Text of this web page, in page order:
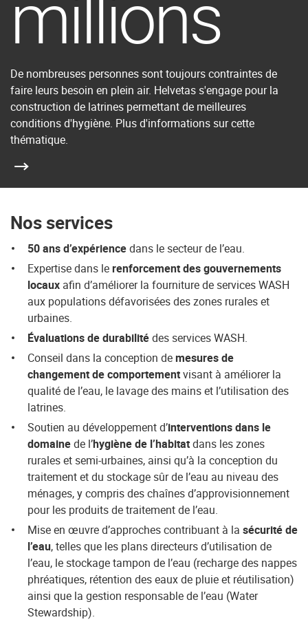
De nombreuses personnes sont toujours contraintes de
faire leurs besoin en plein air. Helvetas s'engage pour la
construction de latrines permettant de meilleures
conditions d'hygiène. Plus d'informations sur cette
thématique.
Nos services
50 ans d’expériencedans le secteur de l’eau.
Expertise dans lerenforcement des gouvernements
locaux afin d’améliorer la fourniture de services WASH
aux populations défavorisées des zones rurales et
urbaines.
Évaluations de durabilitédes services WASH.
Conseil dans la conception demesures de
changement de comportementvisant à améliorer la
qualité de l’eau, le lavage des mains et l’utilisation des
latrines.
Soutien au développement d’interventions dans le
domainede l’hygiène de l’habitatdans les zones
rurales et semi-urbaines, ainsi qu’à la conception du
traitement et du stockage sûr de l’eau au niveau des
ménages, y compris des chaînes d’approvisionnement
pour les produits de traitement de l’eau.
Mise en œuvre d’approches contribuant à la sécurité de
l’eau, telles que les plans directeurs d’utilisation de
l’eau, le stockage tampon de l’eau (recharge des nappes
phréatiques, rétention des eaux de pluie et réutilisation)
ainsi que la gestion responsable de l’eau (Water
Stewardship).